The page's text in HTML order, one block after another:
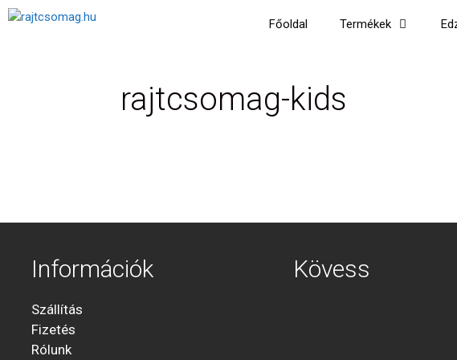
Kilépés
Főoldal Termékek
rajtcsomag-kids
Információk
Szállítás
Fizetés
Rólunk
Kövess